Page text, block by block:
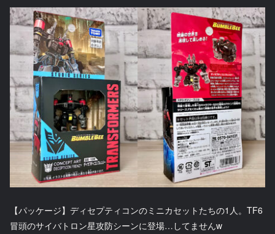
【パッケージ】ディセプティコンのミニカセットたちの1人。TF6
冒頭のサイバトロン星攻防シーンに登場…してませんw